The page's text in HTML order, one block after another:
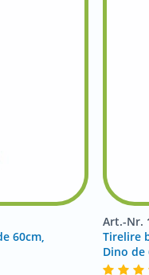
60cm,
Art.-Nr.
Tirelire
Dino de